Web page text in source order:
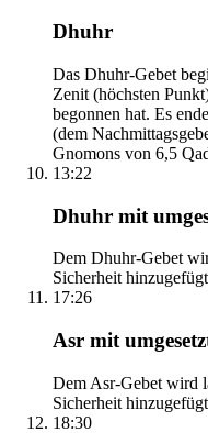
Dhuhr
Das Dhuhr-Gebet
Zenit (höchsten
begonnen hat. Es
(dem
Gnomons von 6,5
13:22
Dhuhr mit
Dem Dhuhr-Gebet
Sicherheit
17:26
Asr mit
Dem Asr-Gebet wird
Sicherheit
18:30